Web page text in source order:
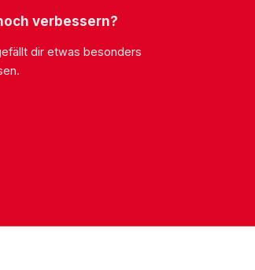
verbessern?
dir etwas besonders